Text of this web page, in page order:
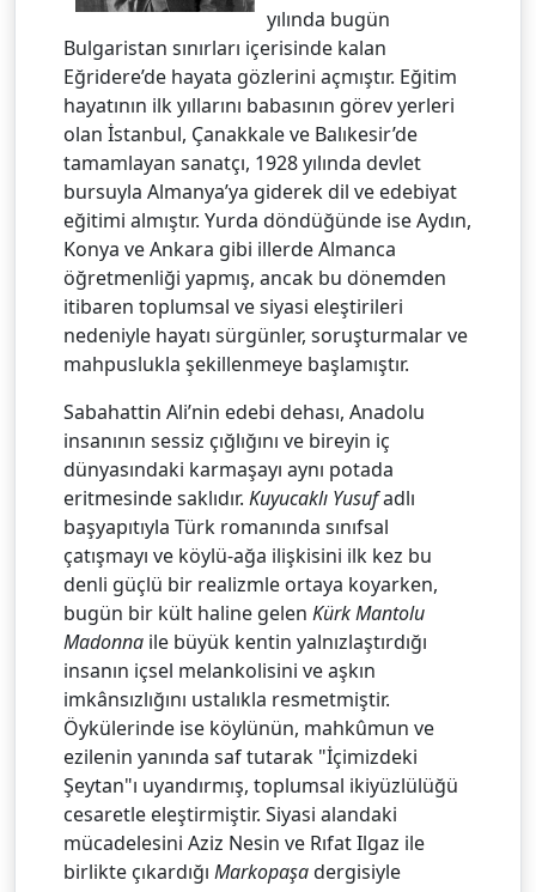
yılında bugün
Bulgaristan sınırları içerisinde kalan
Eğridere’de hayata gözlerini açmıştır. Eğitim
hayatının ilk yıllarını babasının görev yerleri
olan İstanbul, Çanakkale ve Balıkesir’de
tamamlayan sanatçı, 1928 yılında devlet
bursuyla Almanya’ya giderek dil ve edebiyat
eğitimi almıştır. Yurda döndüğünde ise Aydın,
Konya ve Ankara gibi illerde Almanca
öğretmenliği yapmış, ancak bu dönemden
itibaren toplumsal ve siyasi eleştirileri
nedeniyle hayatı sürgünler, soruşturmalar ve
mahpuslukla şekillenmeye başlamıştır.
Sabahattin Ali’nin edebi dehası, Anadolu
insanının sessiz çığlığını ve bireyin iç
dünyasındaki karmaşayı aynı potada
eritmesinde saklıdır. Kuyucaklı Yusufadlı
başyapıtıyla Türk romanında sınıfsal
çatışmayı ve köylü-ağa ilişkisini ilk kez bu
denli güçlü bir realizmle ortaya koyarken,
bugün bir kült haline gelen Kürk Mantolu
Madonna ile büyük kentin yalnızlaştırdığı
insanın içsel melankolisini ve aşkın
imkânsızlığını ustalıkla resmetmiştir.
Öykülerinde ise köylünün, mahkûmun ve
ezilenin yanında saf tutarak "İçimizdeki
Şeytan"ı uyandırmış, toplumsal ikiyüzlülüğü
cesaretle eleştirmiştir. Siyasi alandaki
mücadelesini Aziz Nesin ve Rıfat Ilgaz ile
birlikte çıkardığı Markopaşadergisiyle